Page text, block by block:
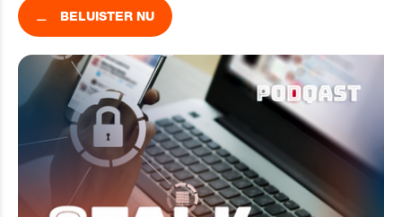
BELUISTER NU